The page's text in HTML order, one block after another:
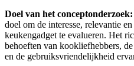
Doel van het conceptonderzoek:
doel om de interesse, relevantie
keukengadget te evalueren. Het
behoeften van kookliefhebbers,
en de gebruiksvriendelijkheid